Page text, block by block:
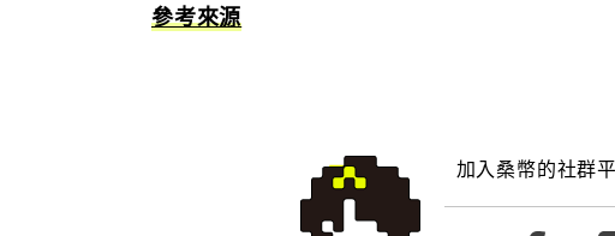
參考來源
加入桑幣的社群